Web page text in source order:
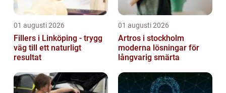
01 augusti 2026
Fillers i Linköping - trygg
väg till ett naturligt
resultat
01 augusti 2026
Artros i stockholm
moderna lösningar för
långvarig smärta